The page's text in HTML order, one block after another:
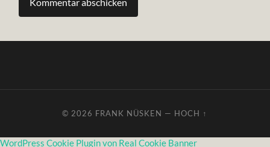
© 2026 FRANK NÜSKEN — HOCH ↑
WordPress Cookie Plugin von Real Cookie Banner